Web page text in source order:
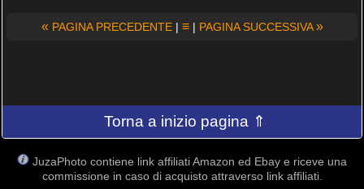
« PAGINA PRECEDENTE| ≡| PAGINA SUCCESSIVA»
Torna a inizio pagina ⇑
JuzaPhoto contiene link affiliati Amazon ed Ebay e riceve una
commissione in caso di acquisto attraverso link affiliati.